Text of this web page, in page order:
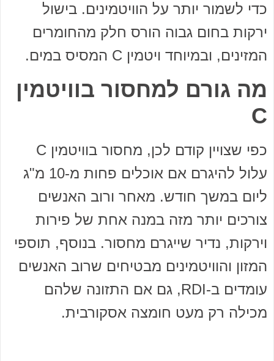
כדי לשמור יותר על הוויטמינים. בישול
ירקות בחום גבוה הורס חלק מהחומרים
המזינים, ובמיוחד ויטמין C המסיס במים.
מה גורם למחסור בוויטמין
C
כפי שצויין קודם לכן, מחסור בוויטמין C
עלול להיגרם אם אוכלים פחות מ-10 מ"ג
ליום במשך חודש. מאחר ורוב האנשים
צורכים יותר מזה במנה אחת של פירות
וירקות, נדיר שייגרם מחסור. בנוסף, תוספי
המזון והוויטמינים מבטיחים שרוב האנשים
עומדים ב-RDI, גם אם התזונה שלהם
מכילה רק מעט חומצה אסקורבית.